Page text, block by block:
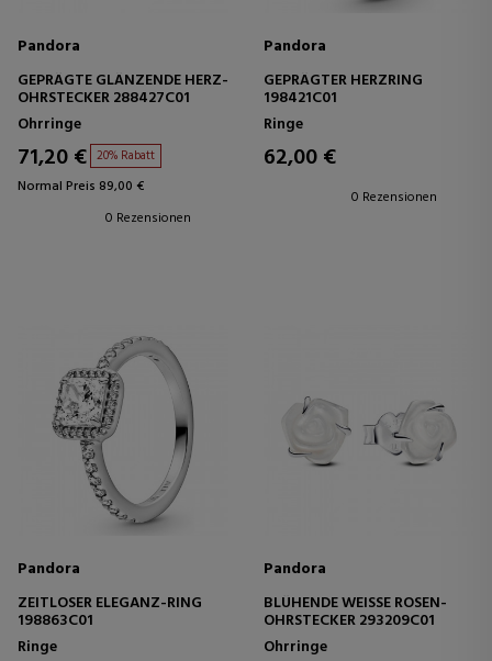
Pandora
GEPRÄGTE GLÄNZENDE HERZ-
OHRSTECKER 288427C01
Ohrringe
71,20 € 20% Rabatt
Normal Preis 89,00 €
0 Rezensionen
Pandora
GEPRÄGTER HERZRING
198421C01
Ringe
62,00 €
0 Rezensionen
Pandora
ZEITLOSER ELEGANZ-RING
198863C01
Ringe
Pandora
BLÜHENDE WEISSE ROSEN-O
HRSTECKER 293209C01
Ohrringe